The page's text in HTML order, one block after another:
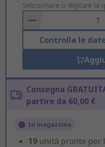
to
Basket
Selezionare o digitare la
Controlla le
Consegna
partire da 60,00 €
In magazzino
19 unità pronte per